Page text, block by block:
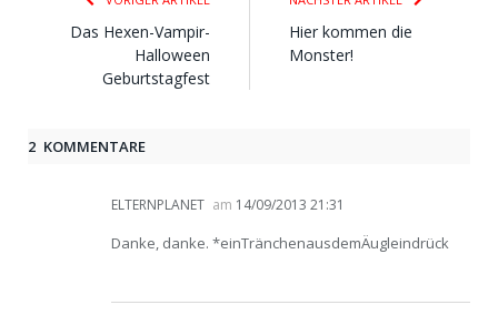
Das Hexen-Vampir-
Halloween
Geburtstagfest
Hier kommen die
Monster!
2 KOMMENTARE
ELTERNPLANET am 14/09/2013 21:31
Danke, danke. *einTränchenausdemÄugleindrück